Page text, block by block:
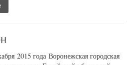
2015 года Воронежская городская